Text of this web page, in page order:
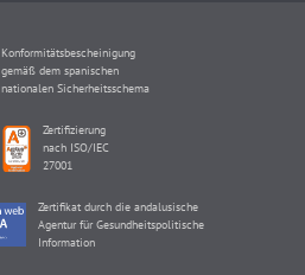
Konformitätsbescheinigung
gemäß dem spanischen
nationalen Sicherheitsschema
Zertifizierung
nach ISO/IEC
27001
Zertifikat durch die andalusische
Agentur für Gesundheitspolitische
Information